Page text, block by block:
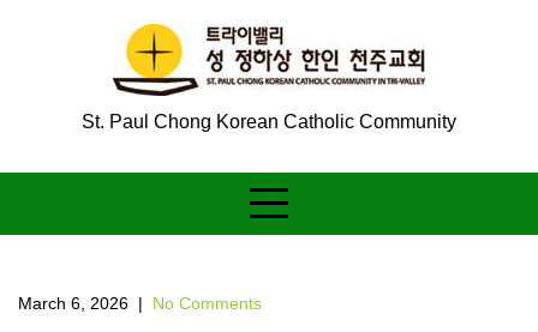
St. Paul Chong Korean Catholic Community
March 6, 2026 | No Comments